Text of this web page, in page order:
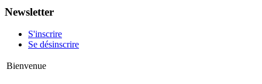
Newsletter
S'inscrire
Se désinscrire
Bienvenue